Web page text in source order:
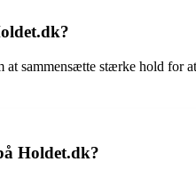
sammensætte stærke hold for
Holdet.dk?